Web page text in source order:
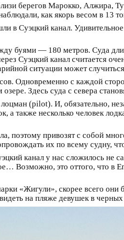
берегов Марокко, Алжира,
как якорь весом в 13
в Суэцкий канал.
буями — 180 метров. Суда
Суэцкий канал считается
ситуации может случиться
Одновременно с каждой
Здесь суда с севера
(pilot). И, обязательно,
а также несколько человек
поэтому привозят с собой
их по всему судну,
канал у нас сложилось не
Возможно, это оттого, что в
«Жигули», скорее всего они
на пляже девушек в